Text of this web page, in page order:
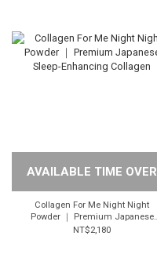
AVAILABLE TIME OVER
Collagen For Me Night Night
Powder ｜ Premium Japanese
Sleep-Enhancing Collagen
NT$2,180